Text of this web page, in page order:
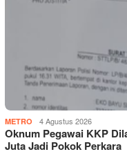
METRO 4 Agustus 2026
Oknum Pegawai KKP
Juta Jadi Pokok Perkara